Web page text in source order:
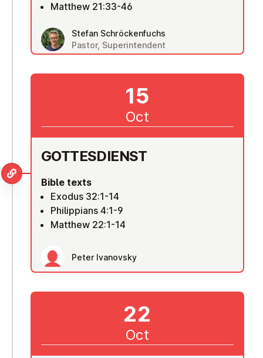
Matthew 21:33-46
Stefan Schröckenfuchs
Pastor, Superintendent
GOTTES­DI­ENST
Bible texts
Exodus 32:1-14
Philippians 4:1-9
Matthew 22:1-14
Peter Ivanovsky
15
Oct
22
Oct